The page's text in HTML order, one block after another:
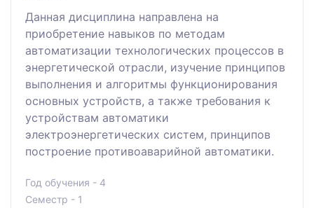
Данная дисциплина направлена на
приобретение навыков по методам
автоматизации технологических процессов в
энергетической отрасли, изучение принципов
выполнения и алгоритмы функционирования
основных устройств, а также требования к
устройствам автоматики
электроэнергетических систем, принципов
построение противоаварийной автоматики.
Год обучения - 4
Семестр - 1